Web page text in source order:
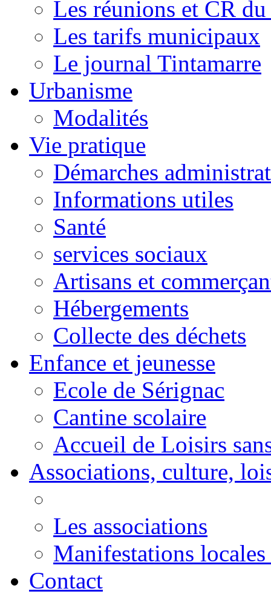
Les réunions et CR
Les tarifs municipaux
Le journal Tintamarre
Urbanisme
Modalités
Vie pratique
Démarches
Informations utiles
Santé
services sociaux
Artisans et
Hébergements
Collecte des déchets
Enfance et jeunesse
Ecole de Sérignac
Cantine scolaire
Accueil de Loisirs
Associations, culture,
Les associations
Manifestations locales
Contact